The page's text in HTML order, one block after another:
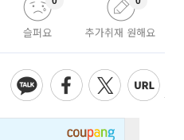
슬퍼요 추가취재 원해요